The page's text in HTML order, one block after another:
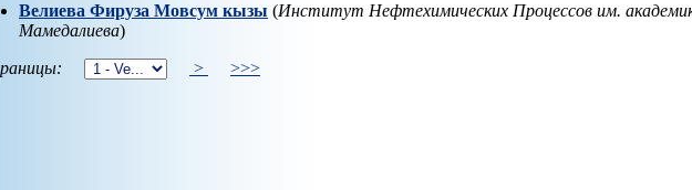
Велиева Фируза Мовсум кызы (Институт Нефтехимических Процессов им.
Мамедалиева)
> >>>